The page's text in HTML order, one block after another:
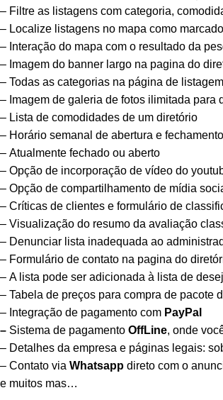
– Filtre as listagens com categoria,
– Localize listagens no mapa como
– Interação do mapa com o resultado da
– Imagem do banner largo na pagina do
– Todas as categorias na página de listagem
– Imagem de galeria de fotos ilimitada para
– Lista de comodidades de um diretório
– Horário semanal de abertura e fechamento
– Atualmente fechado ou aberto
– Opção de incorporação de vídeo do
– Opção de compartilhamento de mídia
– Críticas de clientes e formulário de
– Visualização do resumo da avaliação
– Denunciar lista inadequada ao
– Formulário de contato na pagina do
– A lista pode ser adicionada à lista de
– Tabela de preços para compra de pacote
– Integração de pagamento com PayPal
– Sistema de pagamento OffLine, onde
– Detalhes da empresa e páginas legais:
– Contato via Whatsapp direto com o
e muitos mas…